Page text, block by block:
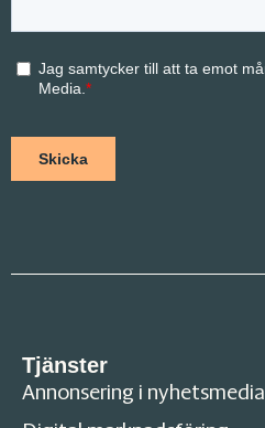
Tjänster
Annonsering i nyhetsmedia